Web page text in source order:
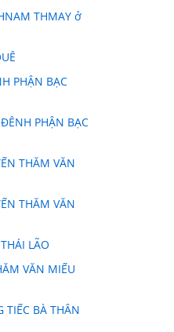
THMAY ở
PHẬN BẠC
PHẬN BẠC
THĂM VĂN
THĂM VĂN
LÃO
VĂN MIẾU
TIẾC BÀ THÂN